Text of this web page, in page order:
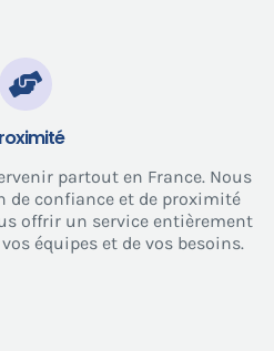
partout en France. Nous
de confiance et de proximité
offrir un service entièrement
équipes et de vos besoins.